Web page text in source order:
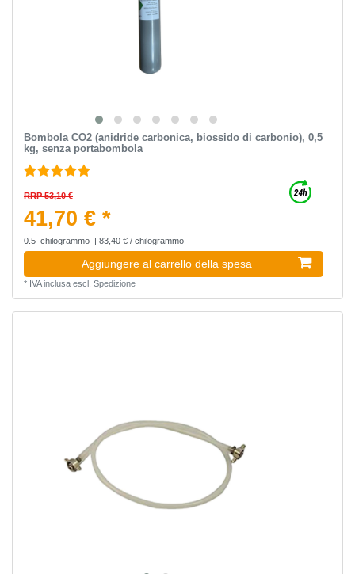
Bombola CO2 (anidride carbonica, biossido di carbonio), 0,5
kg, senza portabombola
RRP 53,10 €
41,70 € *
0.5 chilogrammo | 83,40 € / chilogrammo
Aggiungere al carrello della spesa
* IVA inclusaescl. Spedizione